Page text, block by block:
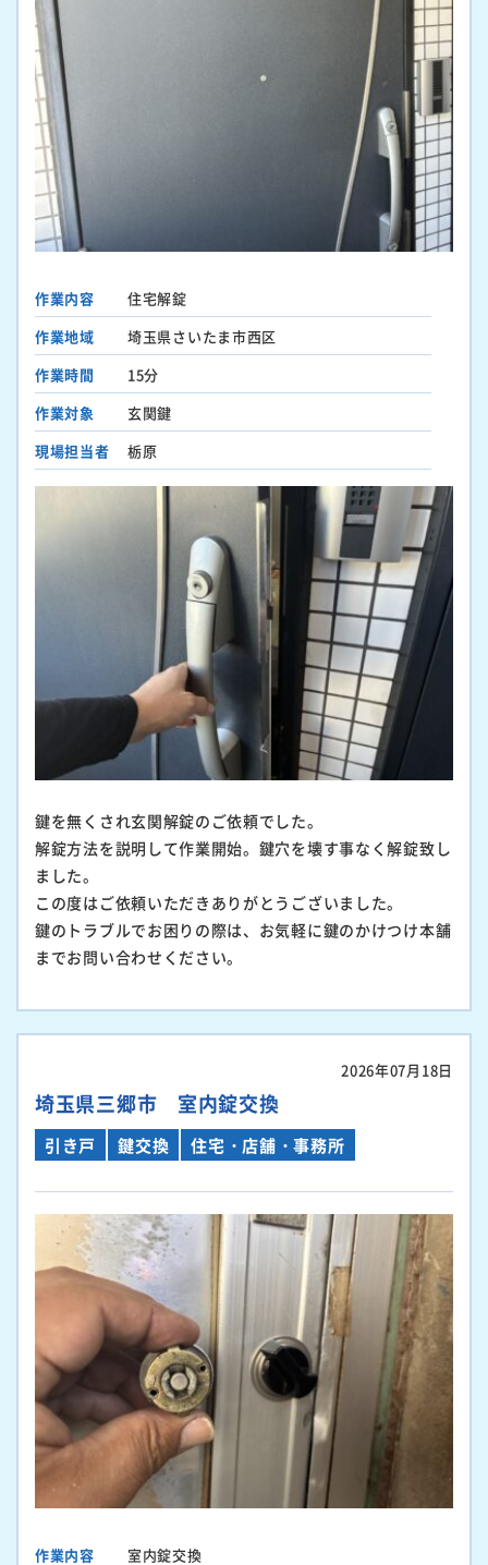
作業内容
住宅解錠
作業地域
埼玉県さいたま市西区
作業時間
15分
作業対象
玄関鍵
現場担当者
栃原
鍵を無くされ玄関解錠のご依頼でした。
解錠方法を説明して作業開始。鍵穴を壊す事なく解錠致し
ました。
この度はご依頼いただきありがとうございました。
鍵のトラブルでお困りの際は、お気軽に鍵のかけつけ本舗
までお問い合わせください。
2026年07月18日
埼玉県三郷市 室内錠交換
引き戸 鍵交換 住宅・店舗・事務所
作業内容 室内錠交換